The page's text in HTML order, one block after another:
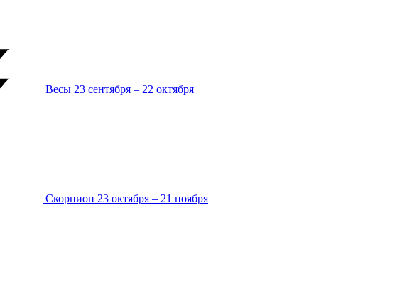
Весы 23 сентября – 22 октября
Скорпион 23 октября – 21 ноября